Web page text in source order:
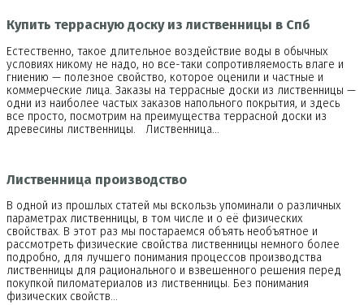
Купить террасную доску из лиственницы в Спб
Естественно, такое длительное воздействие воды в обычных
условиях никому не надо, но все-таки сопротивляемость влаге и
гниению — полезное свойство, которое оценили и частные и
коммерческие лица. Заказы на террасные доски из лиственницы —
одни из наиболее частых заказов напольного покрытия, и здесь
все просто, посмотрим на преимущества террасной доски из
древесины лиственницы. Лиственница…
Лиственница производство
В одной из прошлых статей мы вскользь упоминали о различных
параметрах лиственницы, в том числе и о её физических
свойствах. В этот раз мы постараемся объять необъятное и
рассмотреть физические свойства лиственницы немного более
подробно, для лучшего понимания процессов производства
лиственницы для рационального и взвешенного решения перед
покупкой пиломатериалов из лиственницы. Без понимания
физических свойств…